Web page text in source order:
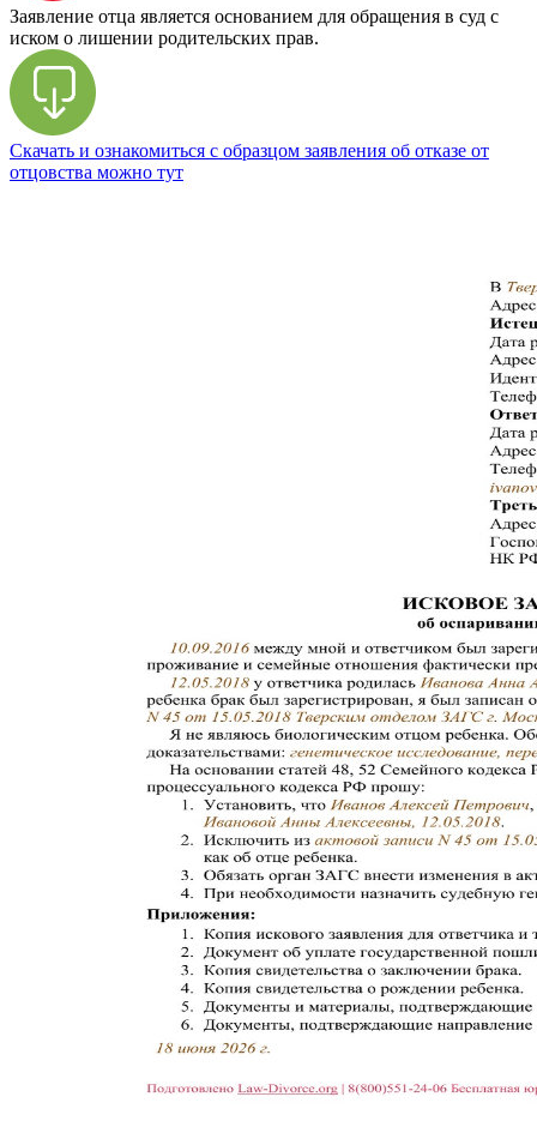
Заявление отца является основанием для обращения в суд с
иском о лишении родительских прав.
Скачать и ознакомиться с образцом заявления об отказе от
отцовства можно тут